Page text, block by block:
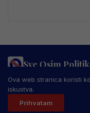
Sve Osim
PRAVILA PRIVATNOSTI
IMPRESSUM
© 2026 Sve Osim Politike.
Ova web stranica koristi
iskustva.
Prihvatam